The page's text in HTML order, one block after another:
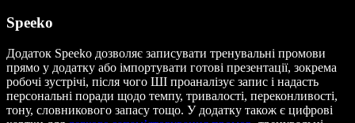
Speeko
Додаток Speeko дозволяє записувати тренувальні промови
прямо у додатку або імпортувати готові презентації, зокрема
робочі зустрічі, після чого ШІ проаналізує запис і надасть
персональні поради щодо темпу, тривалості, переконливості,
тону, словникового запасу тощо. У додатку також є цифрові